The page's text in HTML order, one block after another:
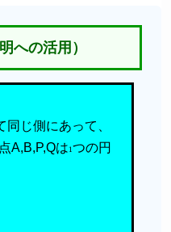
への活用）
じ側にあって、
点A,B,P,Qは1つの円